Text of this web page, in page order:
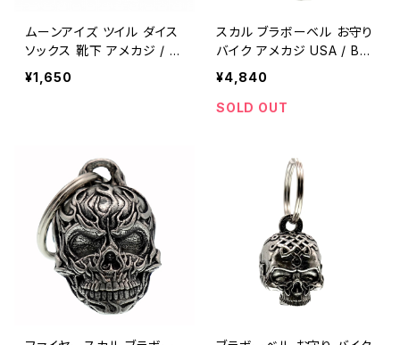
ムーンアイズ ツイル ダイス
ソックス 靴下 アメカジ / M
OONEYES Twill Dice so
cks american casual we
¥1,650
スカル ブラボーベル お守り
バイク アメカジ USA / BR
AVO BELLS USA biker b
ell lucky charm 【E042】
¥4,840
SOLD OUT